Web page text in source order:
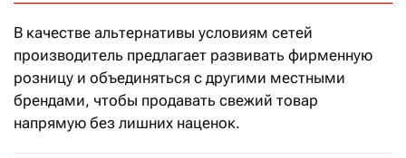
В качестве альтернативы условиям сетей
производитель предлагает развивать фирменную
розницу и объединяться с другими местными
брендами, чтобы продавать свежий товар
напрямую без лишних наценок.